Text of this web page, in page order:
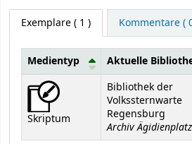
Exemplare( 1 ) Kommentare (
Exemplare
Medientyp Aktuelle
Skriptum
Bibliothek der
Volkssternwarte
Regensburg
Archiv Ägidienplatz